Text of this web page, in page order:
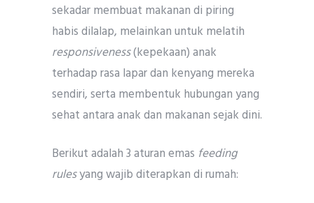
sekadar membuat makanan di piring
habis dilalap, melainkan untuk melatih
responsiveness(kepekaan) anak
terhadap rasa lapar dan kenyang mereka
sendiri, serta membentuk hubungan yang
sehat antara anak dan makanan sejak dini.
Berikut adalah 3 aturan emas feeding
rulesyang wajib diterapkan di rumah: